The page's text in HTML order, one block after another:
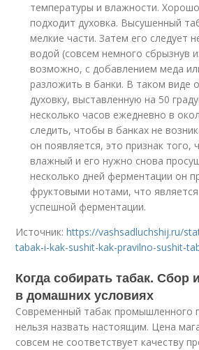
температуры и влажности.
подходит духовка. Высушенный
мелкие части. Затем его следует
водой (совсем немного сбрызнув
возможно, с добавлением меда
разложить в банки. В таком виде
духовку, выставленную на 50
несколько часов ежедневно в
следить, чтобы в банках не
он появляется, это признак того,
влажный и его нужно снова
несколько дней ферментации он
фруктовыми нотами, что
успешной ферментации.
Источник:https://vashsadluchshij.ru/
tabak-i-kak-sushit-kak-pravilno-sushit-
Когда собирать табак. Сбор
в домашних условиях
Современный табак промышленного
нельзя назвать настоящим. Цена
совсем не соответствует качеству